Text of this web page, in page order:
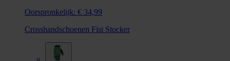
Oorspronkelijk: € 34,99
Crosshandschoenen Fist Stocker